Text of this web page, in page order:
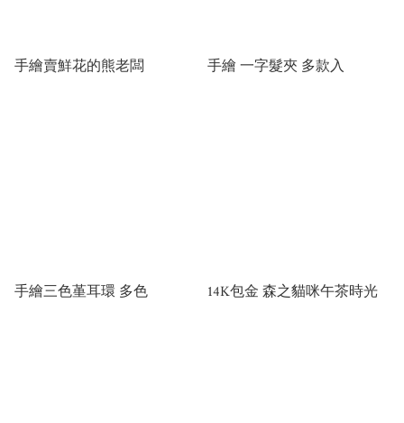
手繪賣鮮花的熊老闆 手繪 一字髮夾 多款入
手繪三色堇耳環 多色 14K包金 森之貓咪午茶時光